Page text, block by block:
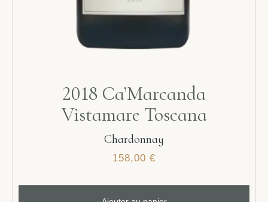
2018 Ca’Marcanda
Vistamare Toscana
Chardonnay
158,00 €